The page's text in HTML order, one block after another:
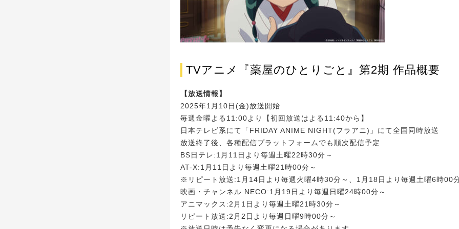
TVアニメ『薬屋のひとりごと』第2期 作品概要
【放送情報】
2025年1月10日(金)放送開始
毎週金曜よる11:00より【初回放送はよる11:40から】
日本テレビ系にて「FRIDAY ANIME NIGHT(フラアニ)」にて全国同時放送
放送終了後、各種配信プラットフォームでも順次配信予定
BS日テレ:1月11日より毎週土曜22時30分～
AT-X:1月11日より毎週土曜21時00分～
※リピート放送:1月14日より毎週火曜4時30分～、1月18日より毎週土曜6時00
映画・チャンネル NECO:1月19日より毎週日曜24時00分～
アニマックス:2月1日より毎週土曜21時30分～
リピート放送:2月2日より毎週日曜9時00分～